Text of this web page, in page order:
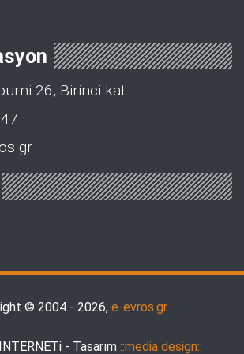
26, Birinci kat
© 2004 - 2026, e-evros.gr
- Tasarım ::media design::